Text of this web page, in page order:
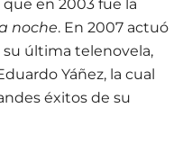
que en 2003 fue la
noche. En 2007 actuó
última telenovela,
Yáñez, la cual
éxitos de su